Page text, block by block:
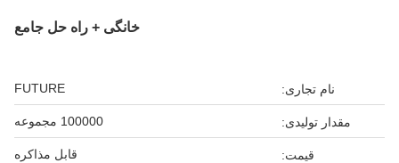
خانگی + راه حل جامع
نام تجاری: FUTURE
مقدار تولیدی: 100000 مجموعه
قیمت: قابل مذاکره